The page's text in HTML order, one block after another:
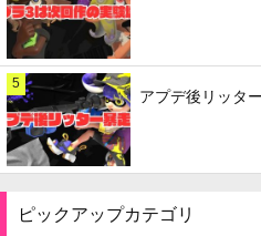
5
アプデ後リッタ
ピックアップカテゴリ